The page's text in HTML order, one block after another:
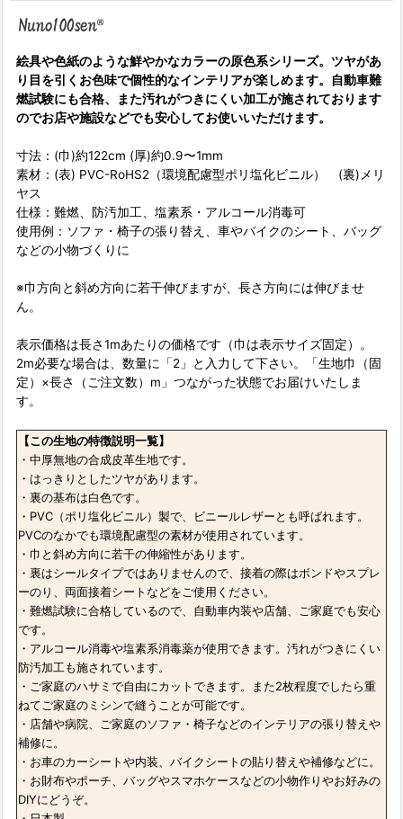
絵具や色紙のような鮮やかなカラーの原色系シリーズ。ツヤがあ
り目を引くお色味で個性的なインテリアが楽しめます。自動車難
燃試験にも合格、また汚れがつきにくい加工が施されております
のでお店や施設などでも安心してお使いいただけます。
寸法：(巾)約122cm (厚)約0.9〜1mm
素材：(表) PVC-RoHS2（環境配慮型ポリ塩化ビニル） (裏)メリ
ヤス
仕様：難燃、防汚加工、塩素系・アルコール消毒可
使用例：ソファ・椅子の張り替え、車やバイクのシート、バッグ
などの小物づくりに
※巾方向と斜め方向に若干伸びますが、長さ方向には伸びませ
ん。
表示価格は長さ1mあたりの価格です（巾は表示サイズ固定）。
2m必要な場合は、数量に「2」と入力して下さい。「生地巾（固
定）×長さ（ご注文数）m」つながった状態でお届けいたしま
す。
【この生地の特徴説明一覧】
・中厚無地の合成皮革生地です。
・はっきりとしたツヤがあります。
・裏の基布は白色です。
・PVC（ポリ塩化ビニル）製で、ビニールレザーとも呼ばれます。
PVCのなかでも環境配慮型の素材が使用されています。
・巾と斜め方向に若干の伸縮性があります。
・裏はシールタイプではありませんので、接着の際はボンドやスプレ
ーのり、両面接着シートなどをご使用ください。
・難燃試験に合格しているので、自動車内装や店舗、ご家庭でも安心
です。
・アルコール消毒や塩素系消毒薬が使用できます。汚れがつきにくい
防汚加工も施されています。
・ご家庭のハサミで自由にカットできます。また2枚程度でしたら重
ねてご家庭のミシンで縫うことが可能です。
・店舗や病院、ご家庭のソファ・椅子などのインテリアの張り替えや
補修に。
・お車のカーシートや内装、バイクシートの貼り替えや補修などに。
・お財布やポーチ、バッグやスマホケースなどの小物作りやお好みの
DIYにどうぞ。